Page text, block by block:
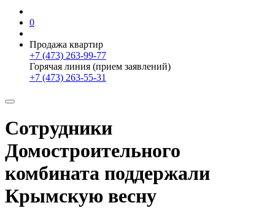
0
Продажа квартир
+7 (473) 263-99-77
Горячая линия (прием заявлений)
+7 (473) 263-55-31
Сотрудники
Домостроительного
комбината поддержали
Крымскую весну